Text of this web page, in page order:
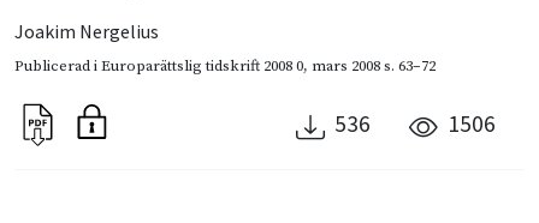
Joakim Nergelius
Publicerad iEuroparättslig tidskrift 2008 0, mars 2008s. 63–72
536 1506